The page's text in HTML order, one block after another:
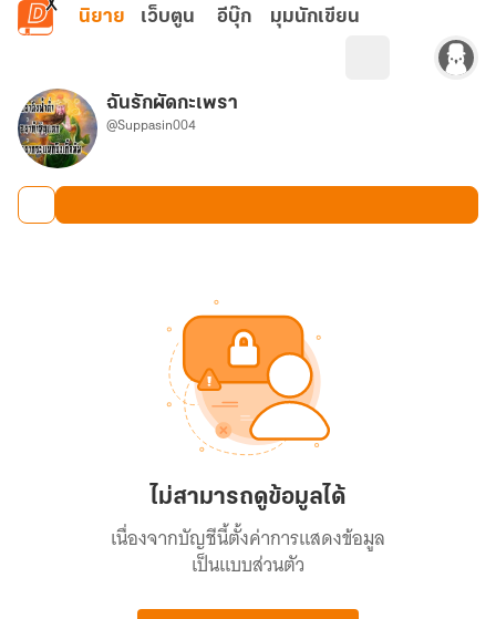
ข้ามไปยังเนื้อหาหลัก
นิยาย เว็บตูน อีบุ๊ก มุมนักเขียน
ฉันรักผัดกะเพรา
@Suppasin004
ไม่สามารถดูข้อมูลได้
เนื่องจากบัญชีนี้ตั้งค่าการแสดงข้อมูล
เป็นแบบส่วนตัว